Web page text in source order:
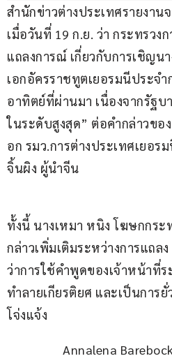
สำนักข่าวต่างประเทศรายงาน
เมื่อวันที่ 19 ก.ย. ว่า กระทรวง
แถลงการณ์ เกี่ยวกับการเชิญน
เอกอัครราชทูตเยอรมนีประจำ
อาทิตย์ที่ผ่านมา เนื่องจากรัฐบ
ในระดับสูงสุด” ต่อคำกล่าวขอ
อก รมว.การต่างประเทศเยอ
จิ้นผิง ผู้นำจีน
ทั้งนี้ นางเหมา หนิง โฆษกกระ
กล่าวเพิ่มเติมระหว่างการแถล
ว่าการใช้คำพูดของเจ้าหน้าที่ร
ทำลายเกียรติยศ และเป็นการยั่
โจ่งแจ้ง
Annalena